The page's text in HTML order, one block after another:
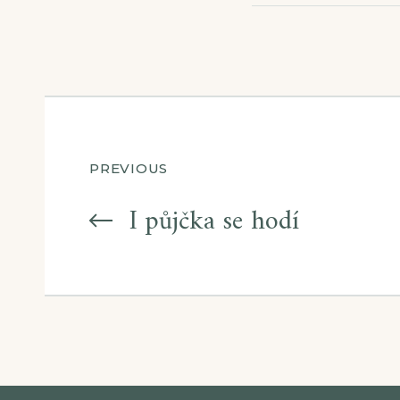
Navigace
pro
příspěvek
PREVIOUS
I půjčka se hodí